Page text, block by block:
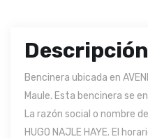
Descripción
Bencinera ubicada en
Maule. Esta bencinera se
La razón social o nombre
HUGO NAJLE HAYE. El